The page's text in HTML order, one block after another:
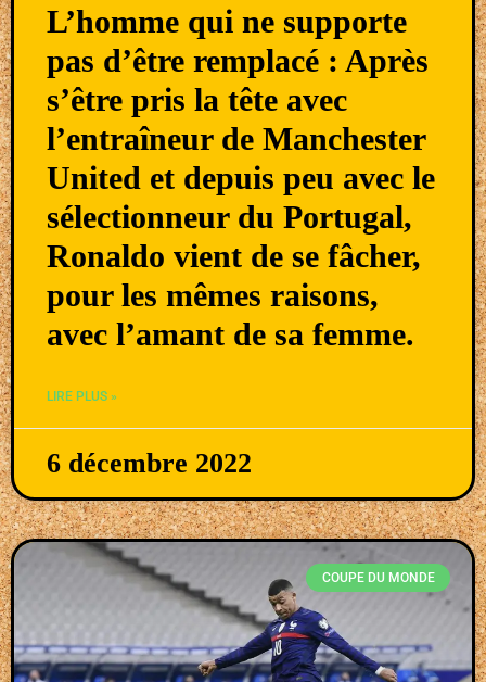
L’homme qui ne supporte
pas d’être remplacé : Après
s’être pris la tête avec
l’entraîneur de Manchester
United et depuis peu avec le
sélectionneur du Portugal,
Ronaldo vient de se fâcher,
pour les mêmes raisons,
avec l’amant de sa femme.
LIRE PLUS »
6 décembre 2022
COUPE DU MONDE